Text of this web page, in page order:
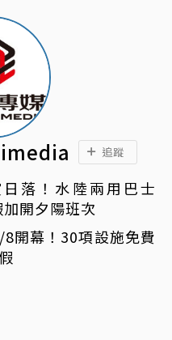
追蹤
落！水陸兩用巴士
加開夕陽班次
開幕！30項設施免費